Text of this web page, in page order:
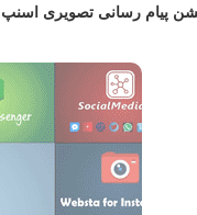
پیام رسانی تصویری اسنپ